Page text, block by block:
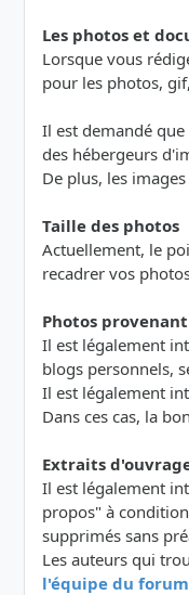
Les photos et
Lorsque vous
pour les photos,
Il est demandé
des hébergeurs
De plus, les
Taille des photos
Actuellement, le
recadrer vos
Photos
Il est légalement
blogs personnels,
Il est légalement
Dans ces cas, la
Extraits
Il est légalement
propos" à
supprimés sans
Les auteurs qui
l'équipe du forum